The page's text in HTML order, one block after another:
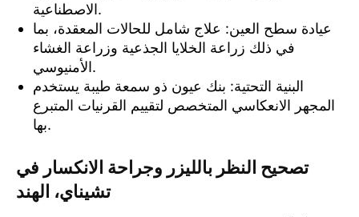
الاصطناعية.
عيادة سطح العين: علاج شامل للحالات المعقدة، بما
في ذلك زراعة الخلايا الجذعية وزراعة الغشاء
الأمنيوسي.
البنية التحتية: بنك عيون ذو سمعة طيبة يستخدم
المجهر الانعكاسي المتخصص لتقييم القرنيات المتبرع
بها.
تصحيح النظر بالليزر وجراحة الانكسار في
تشيناي، الهند